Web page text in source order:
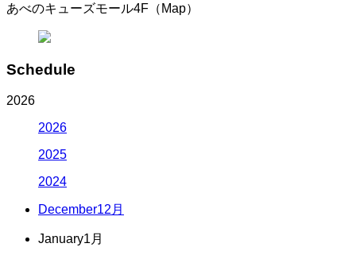
あべのキューズモール4F（Map）
Schedule
2026
2026
2025
2024
December12月
January1月